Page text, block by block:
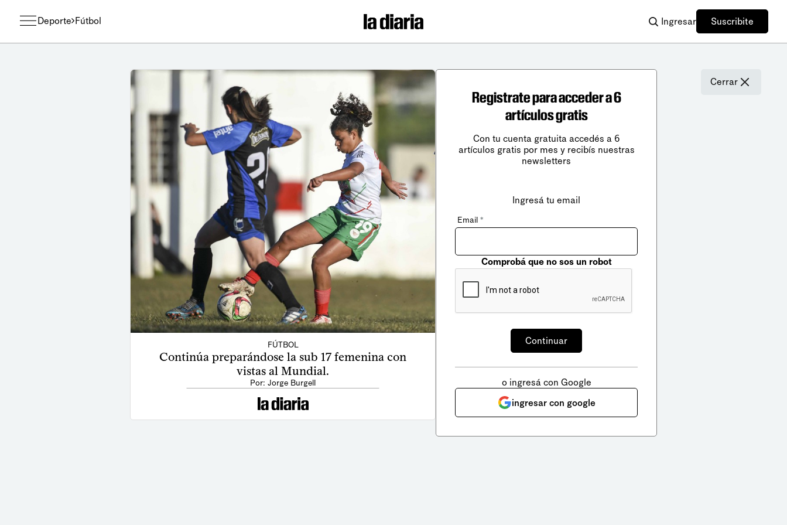
Deporte Fútbol Ingresar Suscribite
FÚTBOL
Continúa preparándose la sub 17 femenina con
vistas al Mundial.
Por: Jorge Burgell
Cerrar
Registrate para acceder a 6
artículos gratis
Con tu cuenta gratuita accedés a 6
artículos gratis por mes y recibís nuestras
newsletters
Ingresá tu email
Email *
Comprobá que no sos un robot
o ingresá con Google
ingresar con google